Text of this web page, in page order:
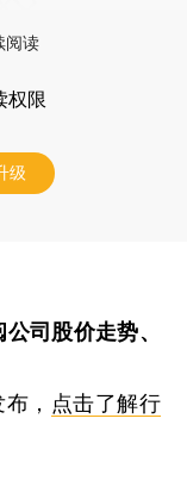
阅读
权限
级
司股价走势、
， 点击了解行